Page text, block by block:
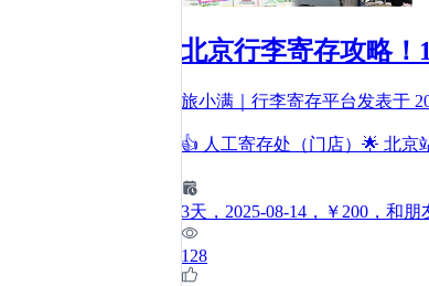
北京行李寄存攻略！
旅小满｜行李寄存平台发表于
👍 人工寄存处（门店）🌟 北京
3天 ，2025-08-14 ，￥200 ，和朋
128